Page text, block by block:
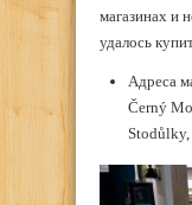
магазинах и
удалось
Адреса
Černý